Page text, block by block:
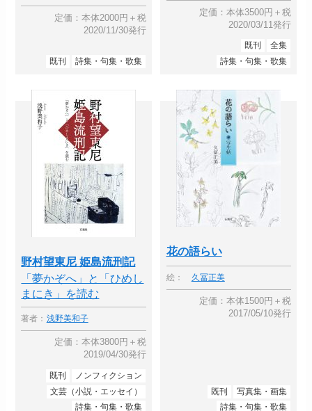
定価：本体2000円＋税
2020/11/30発行
既刊 詩集・句集・歌集
定価：本体3500円＋税
2020/03/11発行
既刊
全集
詩集・句集・歌集
野村望東尼 姫島流刑記
「夢かぞへ」と「ひめし
まにき」を読む
著者： 浅野美和子
定価：本体3800円＋税
2019/04/30発行
既刊
ノンフィクション
文芸（小説・エッセイ）
詩集・句集・歌集
花の語らい
絵： 久冨正美
定価：本体1500円＋税
2017/05/10発行
既刊
写真集・画集
詩集・句集・歌集